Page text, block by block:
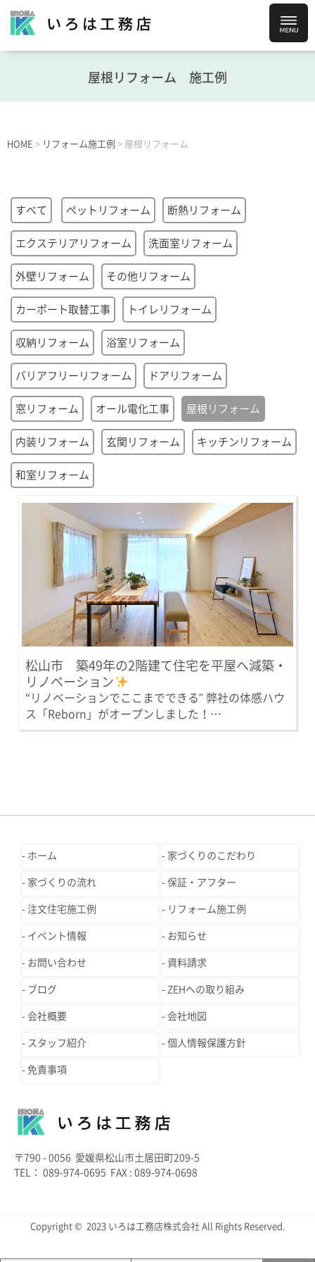
屋根リフォーム 施工例
HOME > リフォーム施工例 > 屋根リフォーム
すべて ペットリフォーム 断熱リフォーム
エクステリアリフォーム 洗面室リフォーム
外壁リフォーム その他リフォーム
カーポート取替工事 トイレリフォーム
収納リフォーム 浴室リフォーム
バリアフリーリフォーム ドアリフォーム
窓リフォーム オール電化工事 屋根リフォーム
内装リフォーム 玄関リフォーム キッチンリフォーム
和室リフォーム
松山市 築49年の2階建て住宅を平屋へ減築・
リノベーション
“リノベーションでここまでできる" 弊社の体感ハウ
ス「Reborn」がオープンしました！…
ホーム 家づくりのこだわり
家づくりの流れ 保証・アフター
注文住宅施工例 リフォーム施工例
イベント情報 お知らせ
お問い合わせ 資料請求
ブログ ZEHへの取り組み
会社概要 会社地図
スタッフ紹介 個人情報保護方針
免責事項
〒790 - 0056 愛媛県松山市土居田町209-5
TEL： 089-974-0695 FAX : 089-974-0698
Copyright © 2023 いろは工務店株式会社 All Rights Reserved.